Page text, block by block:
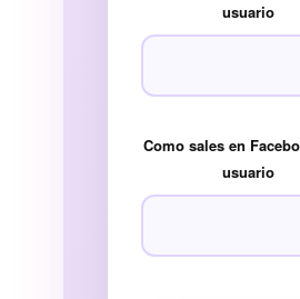
usuario
Como sales en
usuario